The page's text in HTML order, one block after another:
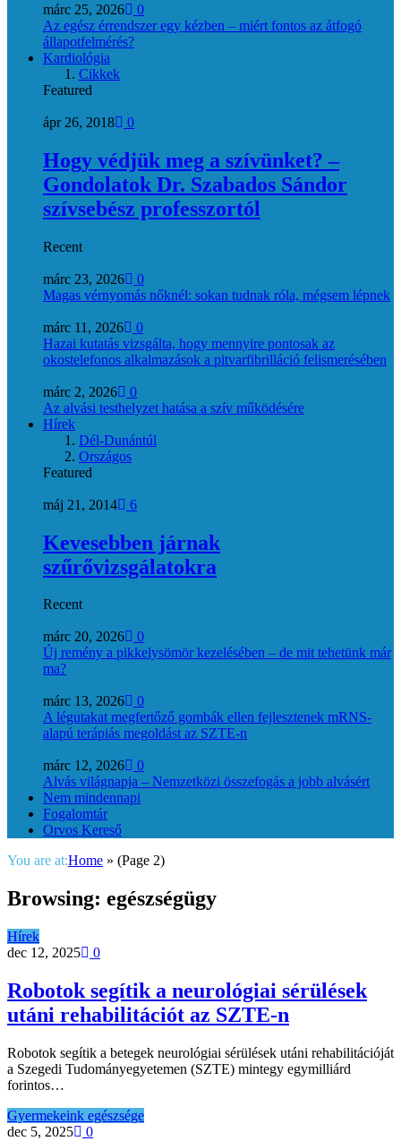
márc 25, 2026
0
Az egész érrendszer egy kézben – miért fontos az átfogó
állapotfelmérés?
Kardiológia
Cikkek
Featured
ápr 26, 2018 0
Hogy védjük meg a szívünket? –
Gondolatok Dr. Szabados Sándor
szívsebész professzortól
Recent
márc 23, 2026
0
Magas vérnyomás nőknél: sokan tudnak róla, mégsem lépnek
márc 11, 2026
0
Hazai kutatás vizsgálta, hogy mennyire pontosak az
okostelefonos alkalmazások a pitvarfibrilláció felismerésében
márc 2, 2026
0
Az alvási testhelyzet hatása a szív működésére
Hírek
Dél-Dunántúl
Országos
Featured
máj 21, 2014 6
Kevesebben járnak
szűrővizsgálatokra
Recent
márc 20, 2026
0
Új remény a pikkelysömör kezelésében – de mit tehetünk már
ma?
márc 13, 2026
0
A légutakat megfertőző gombák ellen fejlesztenek mRNS-
alapú terápiás megoldást az SZTE-n
márc 12, 2026
0
Alvás világnapja – Nemzetközi összefogás a jobb alvásért
Nem mindennapi
Fogalomtár
Orvos Kereső
You are at:Home » (Page 2)
Browsing: egészségügy
Hírek
dec 12, 2025
0
Robotok segítik a neurológiai sérülések
utáni rehabilitációt az SZTE-n
Robotok segítik a betegek neurológiai sérülések utáni rehabilitációját
a Szegedi Tudományegyetemen (SZTE) mintegy egymilliárd
forintos…
Gyermekeink egészsége
dec 5, 2025
0